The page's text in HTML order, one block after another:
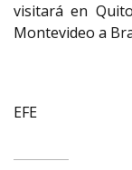
visitará en
Montevideo a
EFE